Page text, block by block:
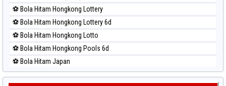
⚽ Bola Merah Sao Paulo
⚽ Bola Merah Singapore
⚽ Bola Merah Sydney
⚽ Bola Merah Sydney Lottery
⚽ Bola Merah Sydney Lottery 6d
⚽ Bola Merah Sydney Lotto
⚽ Bola Hitam Hongkong Lottery
⚽ Bola Hitam Hongkong Lottery 6d
⚽ Bola Hitam Hongkong Lotto
⚽ Bola Hitam Hongkong Pools 6d
⚽ Bola Hitam Japan
⚽ Bola Hitam Japan 6d